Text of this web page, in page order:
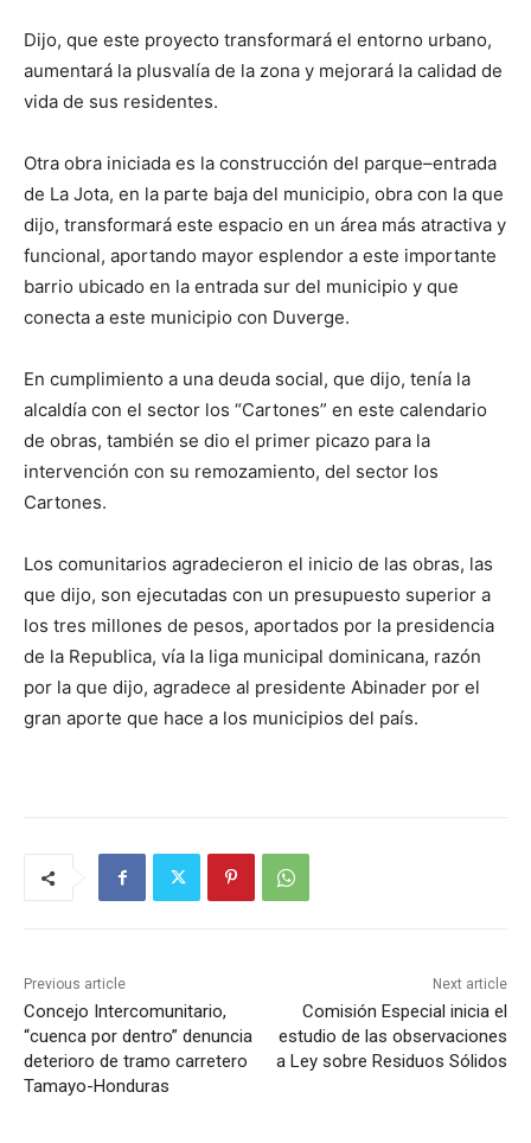
Dijo, que este proyecto transformará el entorno urbano,
aumentará la plusvalía de la zona y mejorará la calidad de
vida de sus residentes.
Otra obra iniciada es la construcción del parque–entrada
de La Jota, en la parte baja del municipio, obra con la que
dijo, transformará este espacio en un área más atractiva y
funcional, aportando mayor esplendor a este importante
barrio ubicado en la entrada sur del municipio y que
conecta a este municipio con Duverge.
En cumplimiento a una deuda social, que dijo, tenía la
alcaldía con el sector los “Cartones” en este calendario
de obras, también se dio el primer picazo para la
intervención con su remozamiento, del sector los
Cartones.
Los comunitarios agradecieron el inicio de las obras, las
que dijo, son ejecutadas con un presupuesto superior a
los tres millones de pesos, aportados por la presidencia
de la Republica, vía la liga municipal dominicana, razón
por la que dijo, agradece al presidente Abinader por el
gran aporte que hace a los municipios del país.
Previous article
Concejo Intercomunitario,
“cuenca por dentro” denuncia
deterioro de tramo carretero
Tamayo-Honduras
Next article
Comisión Especial inicia el
estudio de las observaciones
a Ley sobre Residuos Sólidos